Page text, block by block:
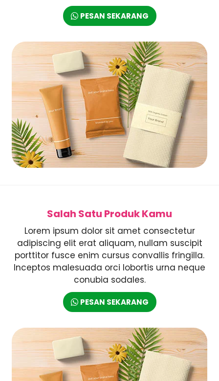
PESAN SEKARANG
Salah Satu Produk Kamu
Lorem ipsum dolor sit amet consectetur
adipiscing elit erat aliquam, nullam suscipit
porttitor fusce enim cursus convallis fringilla.
Inceptos malesuada orci lobortis urna neque
conubia sodales.
PESAN SEKARANG